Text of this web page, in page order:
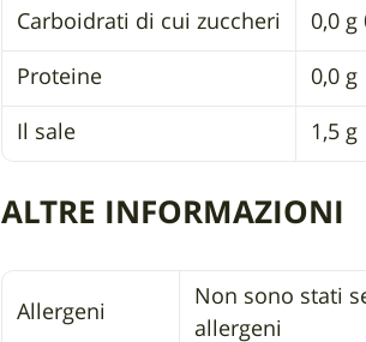
Carboidrati di cui zuccheri 0,0 g
Proteine 0,0 g
Il sale 1,5 g
ALTRE INFORMAZIONI
Allergeni
Non sono stati
allergeni